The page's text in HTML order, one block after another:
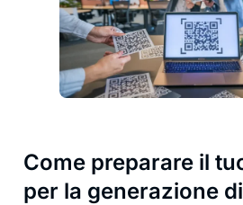
Come preparare il
per la generazione